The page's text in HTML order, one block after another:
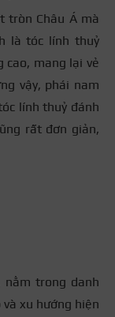
tròn Châu Á mà
là tóc lính thuỷ
cao, mang lại vẻ
vậy, phái nam
lính thuỷ đánh
rất đơn giản,
nằm trong danh
và xu hướng hiện